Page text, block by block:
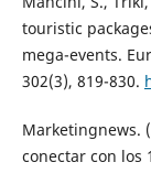
touristic
mega-events.
302(3), 819-830.
Marketingnews.
conectar con los